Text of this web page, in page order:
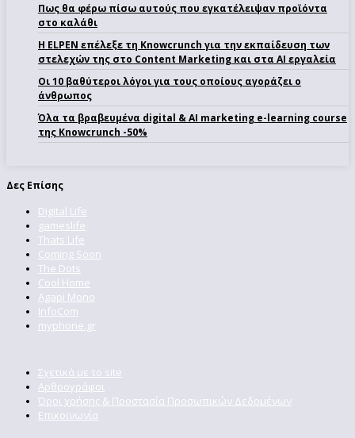
Πως θα φέρω πίσω αυτούς που εγκατέλειψαν προϊόντα
στο καλάθι
Η ELPEN επέλεξε τη Knowcrunch για την εκπαίδευση των
στελεχών της στο Content Marketing και στα AI εργαλεία
Οι 10 βαθύτεροι λόγοι για τους οποίους αγοράζει ο
άνθρωπος
Όλα τα βραβευμένα digital & AI marketing e-learning course
της Knowcrunch -50%
Δες Επίσης
Digital Life
gameslife
Thats Life
Coming Soon
The Dots
Cool Home
Agapi Mono
InfoCom
myphone.gr
Σχετικά με το site
Αρθρογράφοι
Όροι χρήσης & Προστασία Προσωπικών Δεδομένων
Επικοινωνία